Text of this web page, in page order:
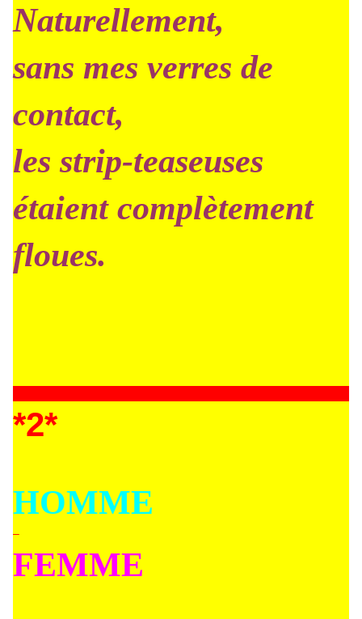
Naturellement,
sans mes verres de
contact,
les strip-teaseuses
étaient complètement
floues.
*2*
HOMME
–
FEMME